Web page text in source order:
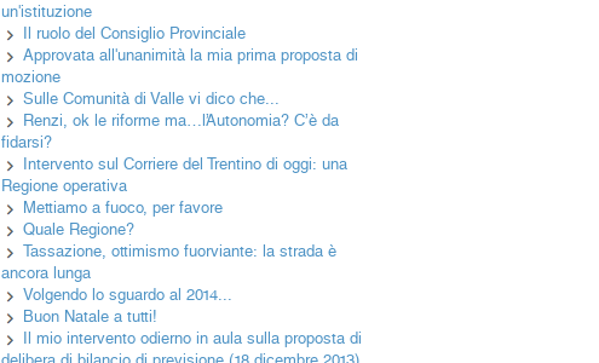
un'istituzione
Il ruolo del Consiglio Provinciale
Approvata all'unanimità la mia prima proposta di
mozione
Sulle Comunità di Valle vi dico che...
Renzi, ok le riforme ma…l’Autonomia? C’è da
fidarsi?
Intervento sul Corriere del Trentino di oggi: una
Regione operativa
Mettiamo a fuoco, per favore
Quale Regione?
Tassazione, ottimismo fuorviante: la strada è
ancora lunga
Volgendo lo sguardo al 2014...
Buon Natale a tutti!
Il mio intervento odierno in aula sulla proposta di